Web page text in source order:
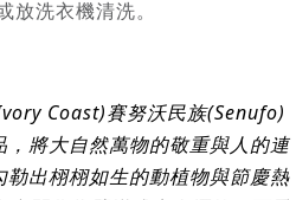
放洗衣機清洗。
Coast)賽努沃民族(Senufo)
將大自然萬物的敬重與人的連
出栩栩如生的動植物與節慶熱